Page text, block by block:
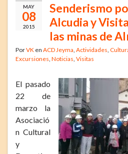
MAY
08
2015
Senderismo
Alcudia y
las minas de
PorVK en ACD Jeyma Actividades
Excursiones Noticias Visitas
El pasado
22 de
marzo la
Asociació
n Cultural
y